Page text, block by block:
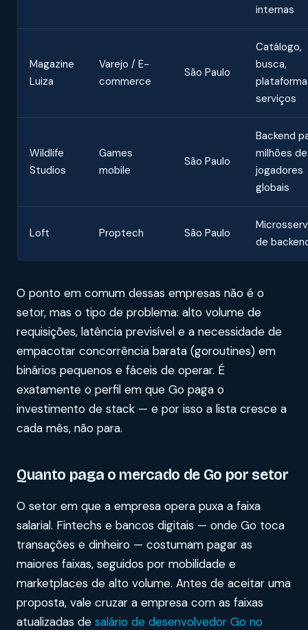
internas
Magazine
Luiza
Varejo / E-
commerce
São Paulo
Catálogo,
busca,
serviços
Wildlife
Studios
Games
mobile
São Paulo
Backend
milhões de
jogadores
globais
Loft Proptech São Paulo
de
O ponto em comum dessas empresas não é o
setor, mas o tipo de problema: alto volume de
requisições, latência previsível e a necessidade de
empacotar concorrência barata (goroutines) em
binários pequenos e fáceis de operar. É
exatamente o perfil em que Go paga o
investimento de stack — e por isso a lista cresce a
cada mês, não para.
Quanto paga o mercado de Go por setor
O setor em que a empresa opera puxa a faixa
salarial. Fintechs e bancos digitais — onde Go toca
transações e dinheiro — costumam pagar as
maiores faixas, seguidos por mobilidade e
marketplaces de alto volume. Antes de aceitar uma
proposta, vale cruzar a empresa com as faixas
atualizadas de salário de desenvolvedor Go no